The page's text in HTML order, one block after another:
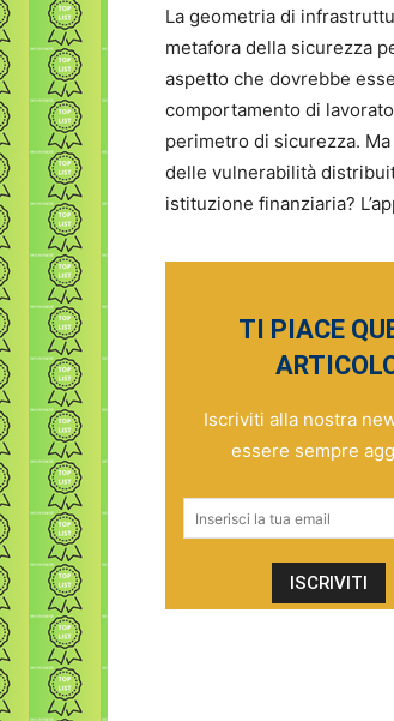
La geometria di
metafora della sicurezza
aspetto che dovrebbe
comportamento di
perimetro di sicurezza.
delle vulnerabilità
istituzione finanziaria?
TI PIACE
Iscriviti alla nostra
essere sempre